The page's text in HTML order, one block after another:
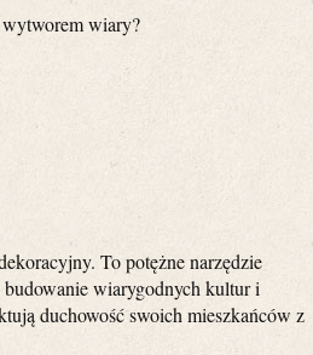
wiary?
To potężne narzędzie
wiarygodnych kultur i
duchowość swoich mieszkańców z